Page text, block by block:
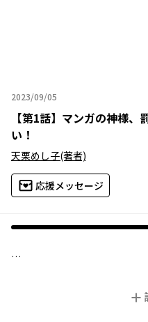
2023/09/05
2023年09月05日
【第1話】 マンガの神様、
い！
天栗めし子(著者)
応援メッセージ
大ヒット作品を手がける人気